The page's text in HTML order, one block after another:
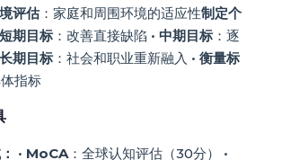
评估：家庭和周围环境的适应性制定个
短期目标：改善直接缺陷 • 中期目标：逐
长期目标：社会和职业重新融入 • 衡量标
指标
• MoCA：全球认知评估（30分） •